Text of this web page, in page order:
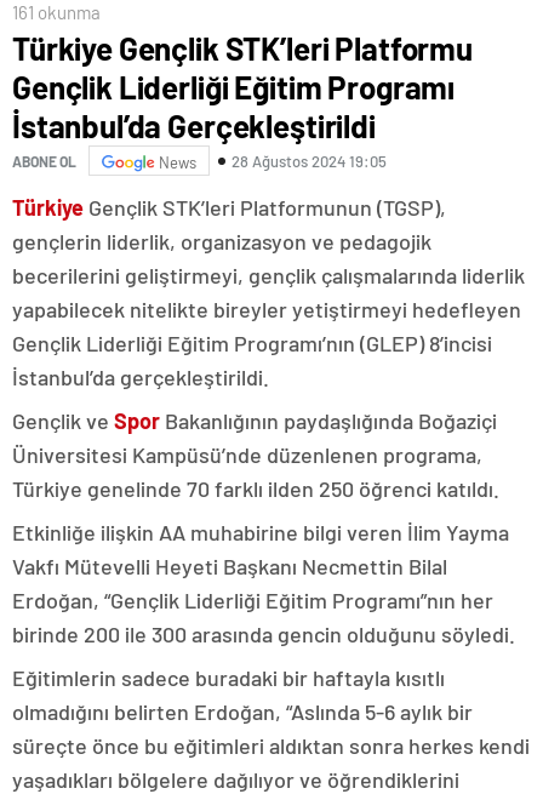
161 okunma
Türkiye Gençlik STK’leri Platformu
Gençlik Liderliği Eğitim Programı
İstanbul’da Gerçekleştirildi
ABONE OL News 28 Ağustos 2024 19:05
Türkiye Gençlik STK’leri Platformunun (TGSP),
gençlerin liderlik, organizasyon ve pedagojik
becerilerini geliştirmeyi, gençlik çalışmalarında liderlik
yapabilecek nitelikte bireyler yetiştirmeyi hedefleyen
Gençlik Liderliği Eğitim Programı’nın (GLEP) 8’incisi
İstanbul’da gerçekleştirildi.
Gençlik ve Spor Bakanlığının paydaşlığında Boğaziçi
Üniversitesi Kampüsü’nde düzenlenen programa,
Türkiye genelinde 70 farklı ilden 250 öğrenci katıldı.
Etkinliğe ilişkin AA muhabirine bilgi veren İlim Yayma
Vakfı Mütevelli Heyeti Başkanı Necmettin Bilal
Erdoğan, “Gençlik Liderliği Eğitim Programı”nın her
birinde 200 ile 300 arasında gencin olduğunu söyledi.
Eğitimlerin sadece buradaki bir haftayla kısıtlı
olmadığını belirten Erdoğan, “Aslında 5-6 aylık bir
süreçte önce bu eğitimleri aldıktan sonra herkes kendi
yaşadıkları bölgelere dağılıyor ve öğrendiklerini